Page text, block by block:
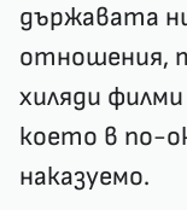
държавата
отношения,
хиляди
което в по-
наказуемо.